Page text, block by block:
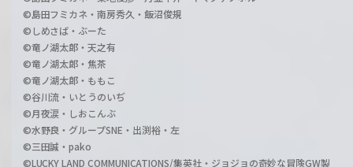
©島田フミカネ・南房秀久・飯沼俊規
©しめさば・ぶーた
©竜ノ湖太郎・天之有
©竜ノ湖太郎・焦茶
©竜ノ湖太郎・ももこ
©谷川流・いとうのいぢ
©月夜涙・しおこんぶ
©水野良・グループSNE・出渕裕・左
©三田誠・pako
©LUCKY LAND COMMUNICATIONS/集英社・ジョジョの奇妙な冒険GW製